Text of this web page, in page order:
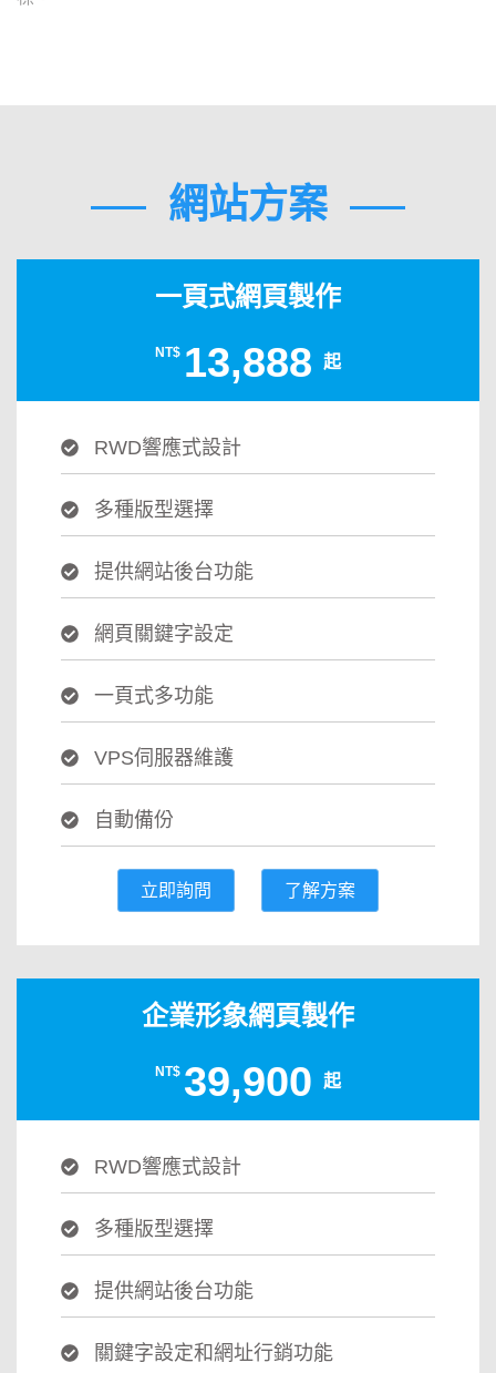
網站方案
一頁式網頁製作
NT$ 13,888 起
RWD響應式設計
多種版型選擇
提供網站後台功能
網頁關鍵字設定
一頁式多功能
VPS伺服器維護
自動備份
立即詢問 了解方案
企業形象網頁製作
NT$ 39,900 起
RWD響應式設計
多種版型選擇
提供網站後台功能
關鍵字設定和網址行銷功能